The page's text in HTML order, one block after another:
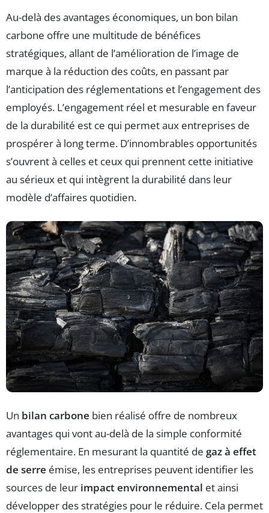
Au-delà des avantages économiques, un bon bilan
carbone offre une multitude de bénéfices
stratégiques, allant de l’amélioration de l’image de
marque à la réduction des coûts, en passant par
l’anticipation des réglementations et l’engagement des
employés. L’engagement réel et mesurable en faveur
de la durabilité est ce qui permet aux entreprises de
prospérer à long terme. D’innombrables opportunités
s’ouvrent à celles et ceux qui prennent cette initiative
au sérieux et qui intègrent la durabilité dans leur
modèle d’affaires quotidien.
Un bilan carbone bien réalisé offre de nombreux
avantages qui vont au-delà de la simple conformité
réglementaire. En mesurant la quantité de gaz à effet
de serre émise, les entreprises peuvent identifier les
sources de leur impact environnemental et ainsi
développer des stratégies pour le réduire. Cela permet